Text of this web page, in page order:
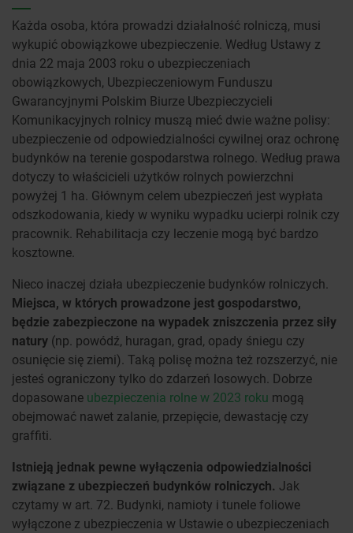
Każda osoba, która prowadzi działalność rolniczą, musi
wykupić obowiązkowe ubezpieczenie. Według Ustawy z
dnia 22 maja 2003 roku o ubezpieczeniach
obowiązkowych, Ubezpieczeniowym Funduszu
Gwarancyjnymi Polskim Biurze Ubezpieczycieli
Komunikacyjnych rolnicy muszą mieć dwie ważne polisy:
ubezpieczenie od odpowiedzialności cywilnej oraz ochronę
budynków na terenie gospodarstwa rolnego. Według prawa
dotyczy to właścicieli użytków rolnych powierzchni
powyżej 1 ha. Głównym celem ubezpieczeń jest wypłata
odszkodowania, kiedy w wyniku wypadku ucierpi rolnik czy
pracownik. Rehabilitacja czy leczenie mogą być bardzo
kosztowne.
Nieco inaczej działa ubezpieczenie budynków rolniczych.
Miejsca, w których prowadzone jest gospodarstwo,
będzie zabezpieczone na wypadek zniszczenia przez siły
natury (np. powódź, huragan, grad, opady śniegu czy
osunięcie się ziemi). Taką polisę można też rozszerzyć, nie
jesteś ograniczony tylko do zdarzeń losowych. Dobrze
dopasowane ubezpieczenia rolne w 2023 roku mogą
obejmować nawet zalanie, przepięcie, dewastację czy
graffiti.
Istnieją jednak pewne wyłączenia odpowiedzialności
związane z ubezpieczeń budynków rolniczych. Jak
czytamy w art. 72. Budynki, namioty i tunele foliowe
wyłączone z ubezpieczenia w Ustawie o ubezpieczeniach